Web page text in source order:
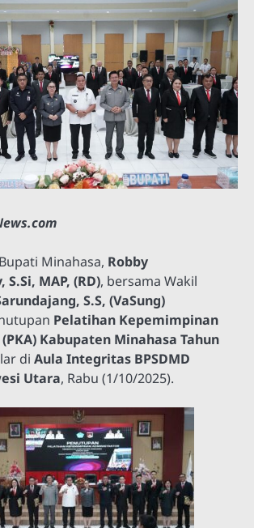
Bupati Minahasa, Robby
MAP, (RD), bersama Wakil
S.S, (VaSung)
Pelatihan Kepemimpinan
Kabupaten Minahasa Tahun
di Aula Integritas BPSDMD
Utara, Rabu (1/10/2025).